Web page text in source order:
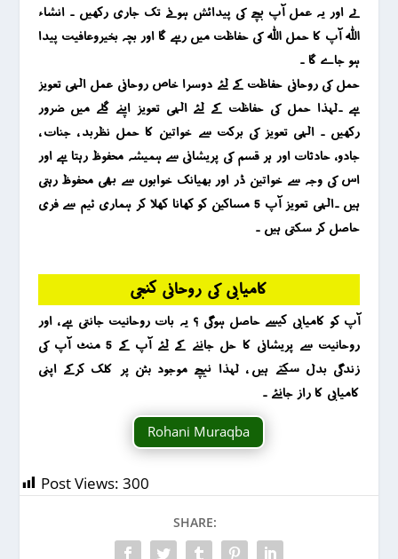
لے اور یہ عمل آپ بچے کی پیدائش ہونے تک جاری رکھیں ۔ انشاء
اللہ آپ کا حمل اللہ کی حفاظت میں رہے گا اور بچہ بخیروعافیت پیدا
ہو جاے گا ۔
حمل کی روحانی حفاظت کے لئے دوسرا خاص روحانی عمل الہی تعویز
ہے ۔لہذا حمل کی حفاظت کے لئے الہی تعویز اپنے گلے میں ضرور
رکھیں ۔ الہی تعویز کی برکت سے خواتین کا حمل نظربد ، جنات ،
جادو ، حادثات اور ہر قسم کی پریشانی سے ہمیشہ محفوظ رہتا ہے اور
اس کی وجہ سے خواتین ڈر اور بھیانک خوابوں سے بھی محفوظ رہتی
ہیں ۔الہی تعویز آپ 5 مساکین کو کھانا کھلا کر ہماری ٹیم سے فری
حاصل کر سکتی ہیں ۔
کامیابی کی روحانی کنجی
آپ کو کامیابی کیسے حاصل ہوگی ؟ یہ بات روحانیت جانتی ہے ، اور
روحانیت سے پریشانی کا حل جاننے کے لئے آپ کے 5 منٹ آپ کی
زندگی بدل سکتے ہیں ، لہذا نیچے موجود بٹن پر کلک کرکے اپنی
کامیابی کا راز جانئے ۔
Rohani Muraqba
Post Views: 300
SHARE: